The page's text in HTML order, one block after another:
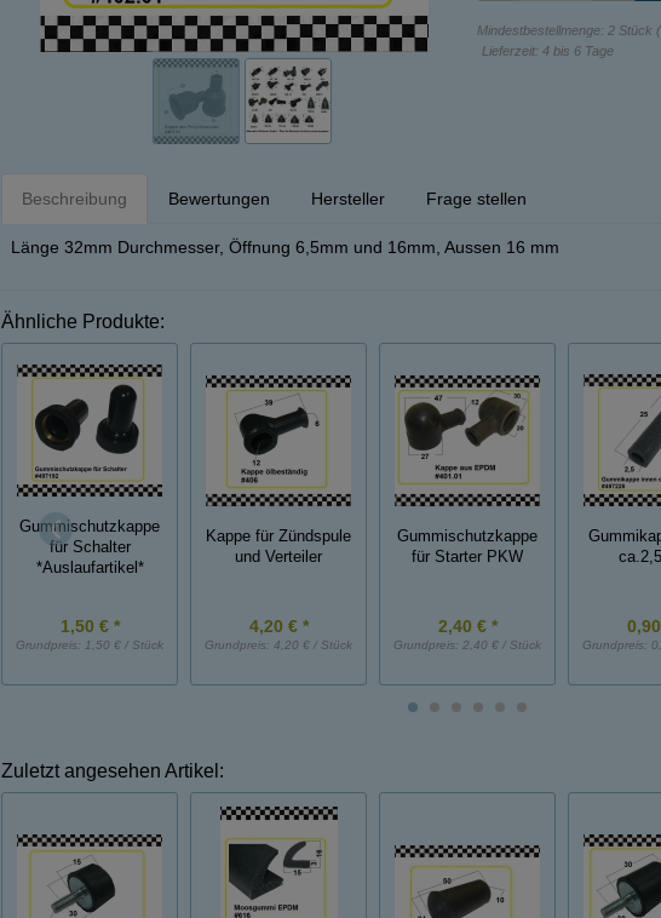
Mindestbestellmenge: 2 Stück
Lieferzeit: 4 bis 6 Tage
Beschreibung Bewertungen Hersteller Frage stellen
Länge 32mm Durchmesser, Öffnung 6,5mm und 16mm, Aussen 16 mm
Ähnliche Produkte:
Gummischutzkappe
für Schalter
*Auslaufartikel*
1,50 € *
Grundpreis: 1,50 € / Stück
Kappe für Zündspule
und Verteiler
4,20 € *
Grundpreis: 4,20 € / Stück
Gummischutzkappe
für Starter PKW
2,40 € *
Grundpreis: 2,40 € / Stück Grundpreis:
Zuletzt angesehen Artikel: